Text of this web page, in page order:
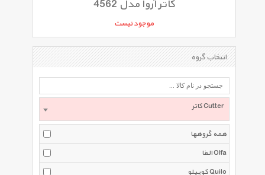
کاتر آروا مدل 4562
موجود نیست
انتخاب گروه
کاتر Cutter
همه گروهها
الفا Olfa
کوییلو Quilo